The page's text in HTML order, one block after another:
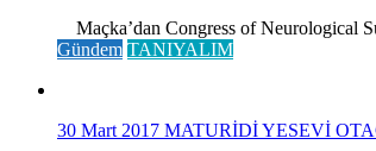
Maçka’dan Congress of Neurological
Gündem TANIYALIM
30 Mart 2017 MATURİDİ YESEVİ